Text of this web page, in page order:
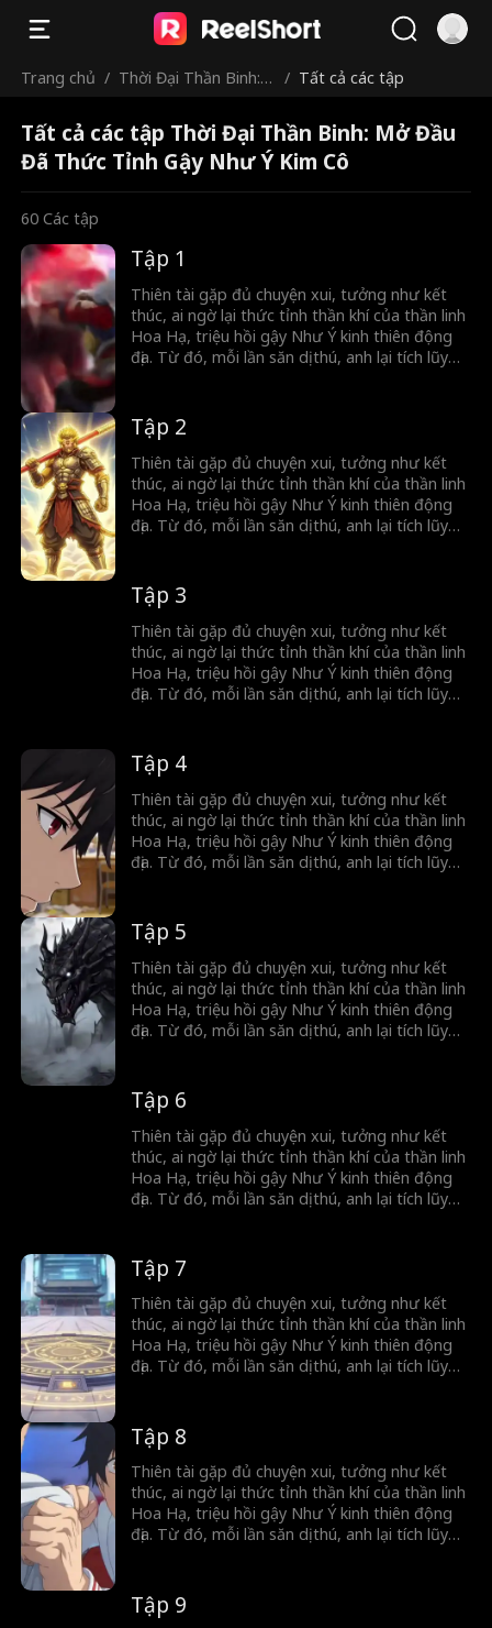
Trang chủ / Thời Đại Thần Binh:
h Gậy Như Ý Kim Cô
/ Tất cả các tập
Tất cả các tập Thời Đại Thần Binh: Mở Đầu
Đã Thức Tỉnh Gậy Như Ý Kim Cô
60 Các tập
Tập 1
Thiên tài gặp đủ chuyện xui, tưởng như kết
thúc, ai ngờ lại thức tỉnh thần khí của thần linh
Hoa Hạ, triệu hồi gậy Như Ý kinh thiên động
địa. Từ đó, mỗi lần săn dị thú, anh lại tích lũy
chính thức bắt đầu.
Tập 2
Thiên tài gặp đủ chuyện xui, tưởng như kết
thúc, ai ngờ lại thức tỉnh thần khí của thần linh
Hoa Hạ, triệu hồi gậy Như Ý kinh thiên động
địa. Từ đó, mỗi lần săn dị thú, anh lại tích lũy
chính thức bắt đầu.
Tập 3
Thiên tài gặp đủ chuyện xui, tưởng như kết
thúc, ai ngờ lại thức tỉnh thần khí của thần linh
Hoa Hạ, triệu hồi gậy Như Ý kinh thiên động
địa. Từ đó, mỗi lần săn dị thú, anh lại tích lũy
chính thức bắt đầu.
Tập 4
Thiên tài gặp đủ chuyện xui, tưởng như kết
thúc, ai ngờ lại thức tỉnh thần khí của thần linh
Hoa Hạ, triệu hồi gậy Như Ý kinh thiên động
địa. Từ đó, mỗi lần săn dị thú, anh lại tích lũy
chính thức bắt đầu.
Tập 5
Thiên tài gặp đủ chuyện xui, tưởng như kết
thúc, ai ngờ lại thức tỉnh thần khí của thần linh
Hoa Hạ, triệu hồi gậy Như Ý kinh thiên động
địa. Từ đó, mỗi lần săn dị thú, anh lại tích lũy
chính thức bắt đầu.
Tập 6
Thiên tài gặp đủ chuyện xui, tưởng như kết
thúc, ai ngờ lại thức tỉnh thần khí của thần linh
Hoa Hạ, triệu hồi gậy Như Ý kinh thiên động
địa. Từ đó, mỗi lần săn dị thú, anh lại tích lũy
chính thức bắt đầu.
Tập 7
Thiên tài gặp đủ chuyện xui, tưởng như kết
thúc, ai ngờ lại thức tỉnh thần khí của thần linh
Hoa Hạ, triệu hồi gậy Như Ý kinh thiên động
địa. Từ đó, mỗi lần săn dị thú, anh lại tích lũy
chính thức bắt đầu.
Tập 8
Thiên tài gặp đủ chuyện xui, tưởng như kết
thúc, ai ngờ lại thức tỉnh thần khí của thần linh
Hoa Hạ, triệu hồi gậy Như Ý kinh thiên động
địa. Từ đó, mỗi lần săn dị thú, anh lại tích lũy
chính thức bắt đầu.
Tập 9